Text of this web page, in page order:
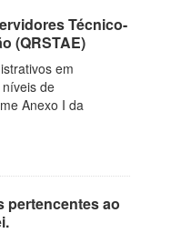
Técnico-
(QRSTAE)
em
de
Anexo I da
pertencentes ao